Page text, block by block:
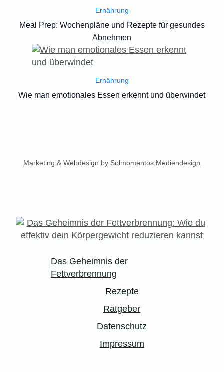
Ernährung
Meal Prep: Wochenpläne und Rezepte für gesundes
Abnehmen
Ernährung
Wie man emotionales Essen erkennt und überwindet
Marketing & Webdesign by Solmomentos Mediendesign
Das Geheimnis der
Fettverbrennung
Rezepte
Ratgeber
Datenschutz
Impressum